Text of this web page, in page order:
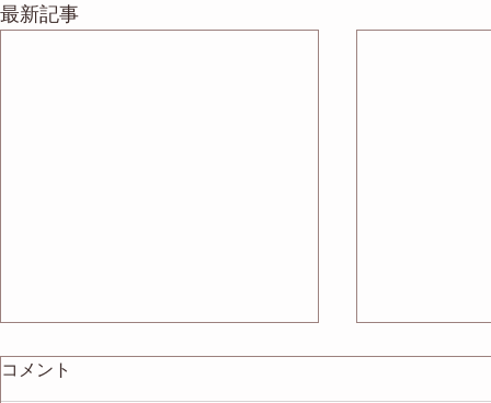
最新記事
コメント